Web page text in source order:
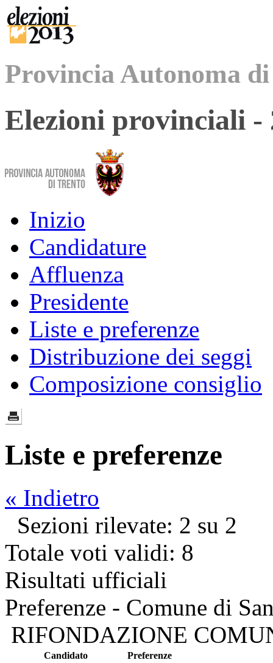
Provincia Autonoma
Elezioni provinciali -
Inizio
Candidature
Affluenza
Presidente
Liste e preferenze
Distribuzione dei seggi
Composizione consiglio
Liste e preferenze
« Indietro
Sezioni rilevate: 2 su 2
Totale voti validi: 8
Risultati ufficiali
Preferenze - Comune di
RIFONDAZIONE
Candidato
Preferenze